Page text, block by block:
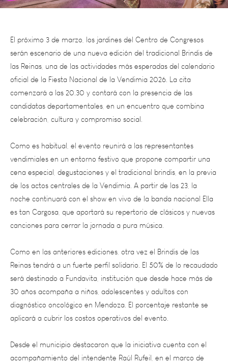
El próximo 3 de marzo, los jardines del Centro de Congresos
serán escenario de una nueva edición del tradicional Brindis de
las Reinas, una de las actividades más esperadas del calendario
oficial de la Fiesta Nacional de la Vendimia 2026. La cita
comenzará a las 20.30 y contará con la presencia de las
candidatas departamentales, en un encuentro que combina
celebración, cultura y compromiso social.
Como es habitual, el evento reunirá a las representantes
vendimiales en un entorno festivo que propone compartir una
cena especial, degustaciones y el tradicional brindis, en la previa
de los actos centrales de la Vendimia. A partir de las 23, la
noche continuará con el show en vivo de la banda nacional Ella
es tan Cargosa, que aportará su repertorio de clásicos y nuevas
canciones para cerrar la jornada a pura música.
Como en las anteriores ediciones, otra vez el Brindis de las
Reinas tendrá a un fuerte perfil solidario. El 50% de lo recaudado
será destinado a Fundavita, institución que desde hace más de
30 años acompaña a niños, adolescentes y adultos con
diagnóstico oncológico en Mendoza. El porcentaje restante se
aplicará a cubrir los costos operativos del evento.
Desde el municipio destacaron que la iniciativa cuenta con el
acompañamiento del intendente Raúl Rufeil, en el marco de
una política de articulación con instituciones que desarrollan